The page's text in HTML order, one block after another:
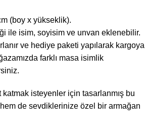
(boy x yükseklik).
ile isim, soyisim ve unvan eklenebilir.
ve hediye paketi yapılarak kargoya
farklı masa isimlik
katmak isteyenler için tasarlanmış bu
de sevdiklerinize özel bir armağan